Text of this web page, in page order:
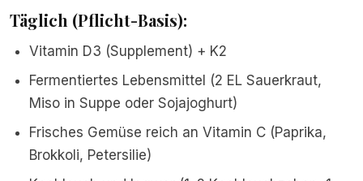
Täglich (Pflicht-Basis):
Vitamin D3 (Supplement) + K2
Fermentiertes Lebensmittel (2 EL Sauerkraut,
Miso in Suppe oder Sojajoghurt)
Frisches Gemüse reich an Vitamin C (Paprika,
Brokkoli, Petersilie)